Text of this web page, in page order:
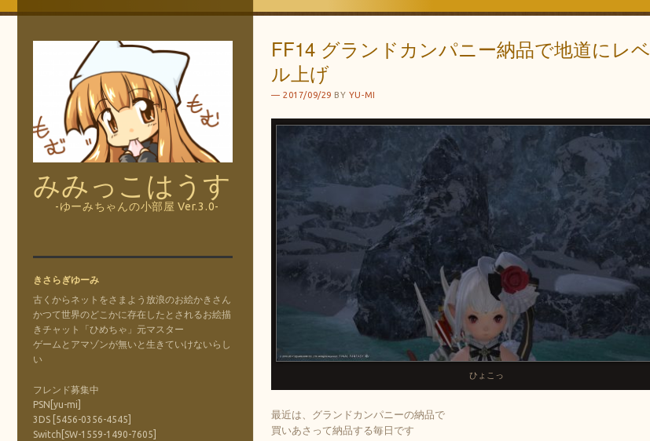
みみっこはうす
-ゆーみちゃんの小部屋 Ver.3.0-
きさらぎゆーみ
古くからネットをさまよう放浪のお絵かきさん
かつて世界のどこかに存在したとされるお絵描
きチャット「ひめちゃ」元マスター
ゲームとアマゾンが無いと生きていけないらし
い
フレンド募集中
PSN[yu-mi]
3DS [5456-0356-4545]
Switch[SW-1559-1490-7605]
FF14 グランドカンパニー納品で地道にレベ
ル上げ
2017/09/29 BY YU-MI
ひょこっ
最近は、グランドカンパニーの納品で
買いあさって納品する毎日です